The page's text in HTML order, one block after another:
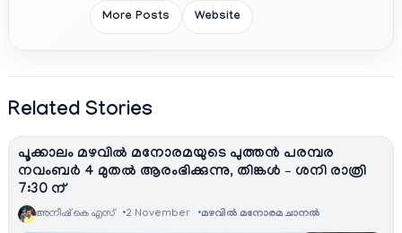
More Posts Website
Related Stories
പൂക്കാലം മഴവിൽ മനോരമയുടെ പുത്തൻ പരമ്പര
നവംബർ 4 മുതൽ ആരംഭിക്കുന്നു, തിങ്കൾ – ശനി രാത്രി
7:30 ന്
അനീഷ്‌ കെ എസ് 2 November മഴവിൽ മനോരമ ചാനല്‍